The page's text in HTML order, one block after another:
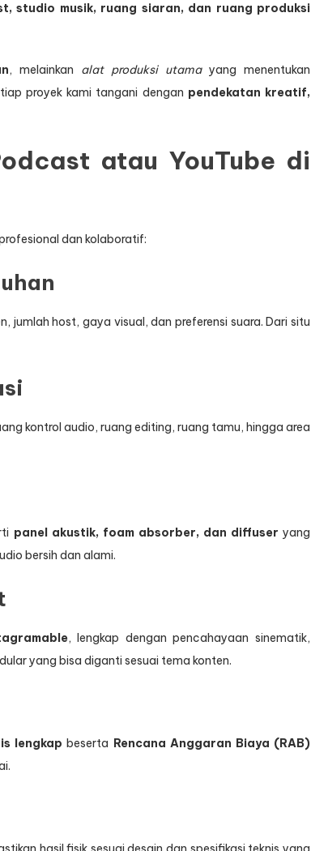
studio musik, ruang siaran, dan ruang produksi
, melainkan alat produksi utamayang menentukan
proyek kami tangani dengan pendekatan kreatif,
atau YouTube di
dan kolaboratif:
jumlah host, gaya visual, dan preferensi suara. Dari situ
kontrol audio, ruang editing, ruang tamu, hingga area
panel akustik, foam absorber, dan diffuser yang
bersih dan alami.
, lengkap dengan pencahayaan sinematik,
yang bisa diganti sesuai tema konten.
lengkap beserta Rencana Anggaran Biaya (RAB)